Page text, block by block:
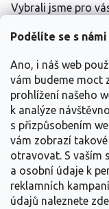
Podělíte se s
Ano, i náš web
vám budeme moct
prohlížení našeho
k analýze
s přizpůsobením
vám zobrazí
otravovat. S vaším
a osobní údaje k
reklamních
údajů naleznete
Vybrali jsme pro
'Gertrude
nejvoňavější
Shalott®'
začátečníky
'Olivia Rose
Nostalgické
'Artemis®'s
'La Villa
šlechtění,